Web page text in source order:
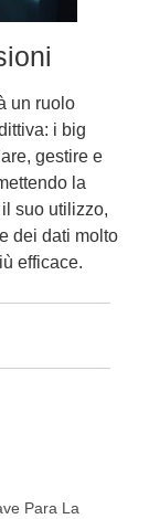
un ruolo
i big
gestire e
la
suo utilizzo,
dei dati molto
efficace.
Para La